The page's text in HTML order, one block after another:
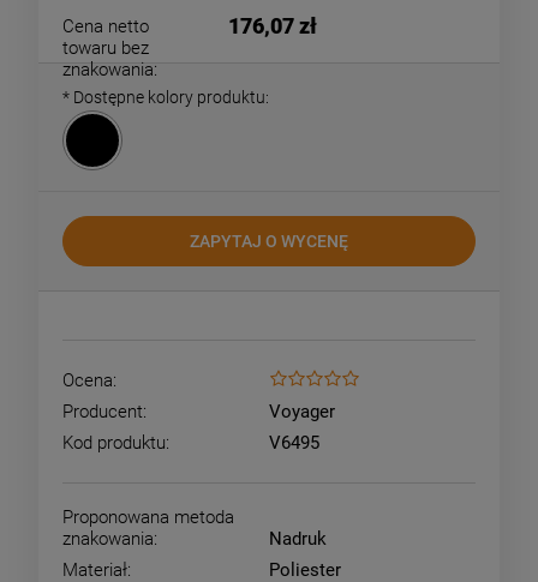
Cena netto
towaru bez
znakowania:
176,07 zł
* Dostępne kolory produktu:
ZAPYTAJ O WYCENĘ
Ocena:
Producent:
Voyager
Kod produktu:
V6495
Proponowana metoda
znakowania:
Nadruk
Materiał:
Poliester